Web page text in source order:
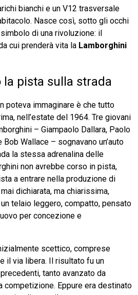
bianchi e un V12 trasversale
Nasce così, sotto gli occhi
di una rivoluzione: il
cui prenderà vita la Lamborghini
la pista sulla strada
poteva immaginare è che tutto
nell’estate del 1964. Tre giovani
– Giampaolo Dallara, Paolo
Wallace – sognavano un’auto
la stessa adrenalina delle
non avrebbe corso in pista,
a entrare nella produzione di
dichiarata, ma chiarissima,
telaio leggero, compatto, pensato
per concezione e
scettico, comprese
il via libera. Il risultato fu un
tanto avanzato da
competizione. Eppure era destinato